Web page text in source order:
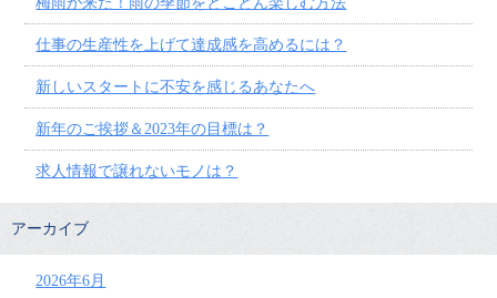
仕事の生産性を上げて達成感を高めるには？
新しいスタートに不安を感じるあなたへ
新年のご挨拶＆2023年の目標は？
求人情報で譲れないモノは？
アーカイブ
2026年6月